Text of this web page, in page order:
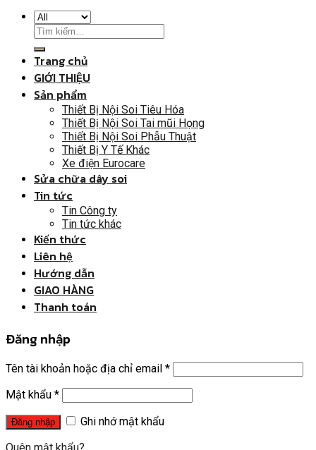
Trang chủ
GIỚI THIỆU
Sản phẩm
Thiết Bị Nội Soi Tiêu Hóa
Thiết Bị Nội Soi Tai mũi Họng
Thiết Bị Nội Soi Phẫu Thuật
Thiết Bị Y Tế Khác
Xe điện Eurocare
Sửa chữa dây soi
Tin tức
Tin Công ty
Tin tức khác
Kiến thức
Liên hệ
Hướng dẫn
GIAO HÀNG
Thanh toán
Đăng nhập
Tên tài khoản hoặc địa chỉ email *
Mật khẩu *
Ghi nhớ mật khẩu